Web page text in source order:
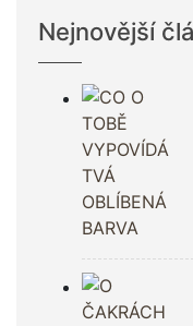
Nejnovější